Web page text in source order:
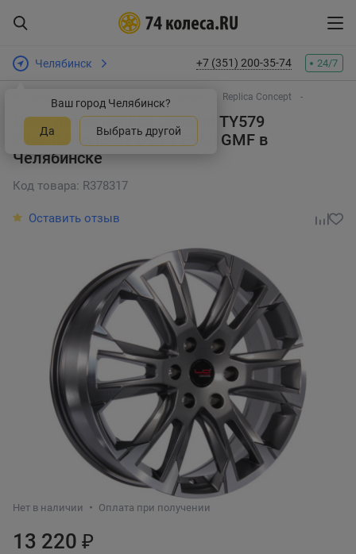
Челябинск
Ваш город Челябинск?
Да Выбрать другой
+7 (351) 200-35-74 24/7
Интернет-магазин шин и дисков Replica Concept
Диск литой Replica Concept TY579
20x8.0J/6x139.7 D95.1 ET60 GMF в
Челябинске
Код товара: R378317
Оставить отзыв
Нет в наличии Оплата при получении
13 220 ₽